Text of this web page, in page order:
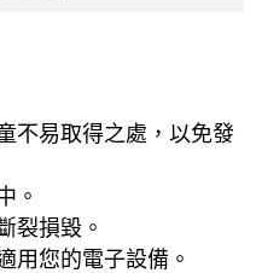
不易取得之處，以免發
。
裂損毀。
用您的電子設備。